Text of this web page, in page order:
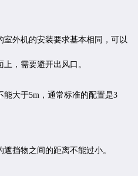
室外机的安装要求基本相同，可以
，需要避开出风口。
大于5m，通常标准的配置是3
挡物之间的距离不能过小。